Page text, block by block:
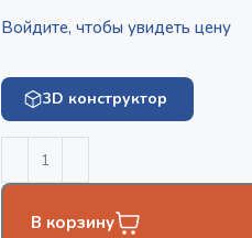
Войдите, чтобы увидеть цену
3D конструктор
В корзину